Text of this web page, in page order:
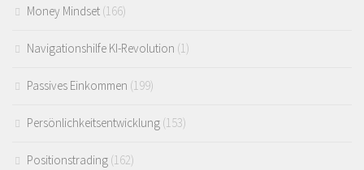
Money Mindset (166)
Navigationshilfe KI-Revolution (1)
Passives Einkommen (199)
Persönlichkeitsentwicklung (153)
Positionstrading (162)